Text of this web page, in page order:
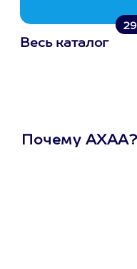
Весь каталог
Почему АХАА?